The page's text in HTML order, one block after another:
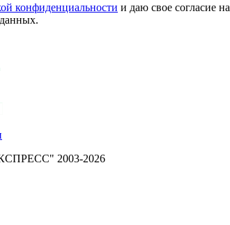
конфиденциальности и даю свое согласие на
2003-2026